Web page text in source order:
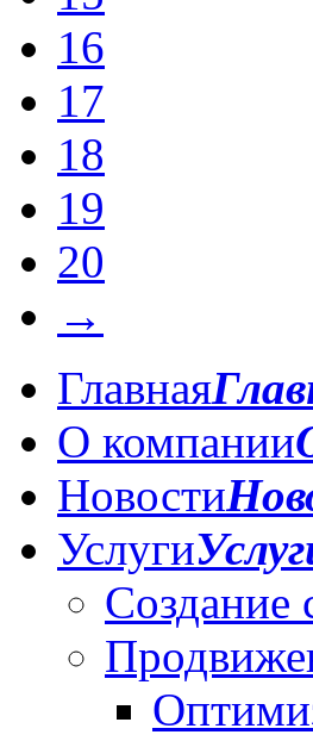
16
17
18
19
20
→
Главная
О компании
Новости
Услуги
Создание